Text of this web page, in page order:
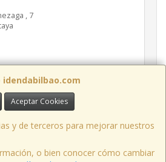
idendabilbao.com
Aceptar Cookies
y de terceros para mejorar nuestros
o bien conocer cómo cambiar
, 7
16 - 20